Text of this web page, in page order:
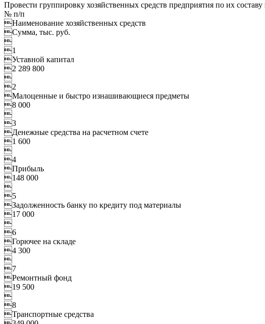
Провести группировку хозяйственных средств предприятия по их
№ п/п
Наименование хозяйственных средств
Сумма, тыс. руб.

1
Уставной капитал
2 289 800

2
Малоценные и быстро изнашивающиеся предметы
8 000

3
Денежные средства на расчетном счете
1 600

4
Прибыль
148 000

5
Задолженность банку по кредиту под материалы
17 000

6
Горючее на складе
4 300

7
Ремонтный фонд
19 500

8
Транспортные средства